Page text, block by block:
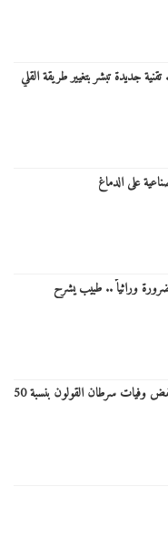
جديدة تبشر بتغيير طريقة القلي
على الدماغ
وراثياً .. طبيب يشرح
دراسة: برنامج الكشف المبكر يخفض وفيات سرطان القولون بنسبة 50